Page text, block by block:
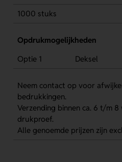
1000 stuks
Opdrukmogelijkheden
Optie 1
Deksel
Neem contact op voor
bedrukkingen.
Verzending binnen ca. 6 t/m
drukproef.
Alle genoemde prijzen zijn